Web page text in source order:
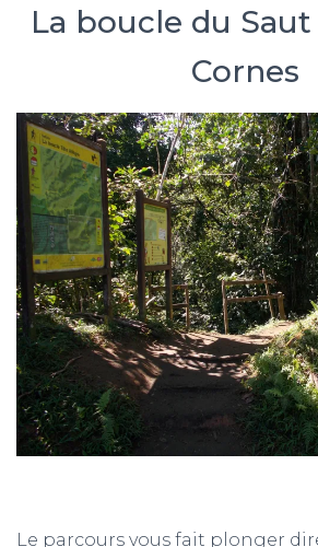
La boucle du
Cornes
Le parcours vous fait plonger